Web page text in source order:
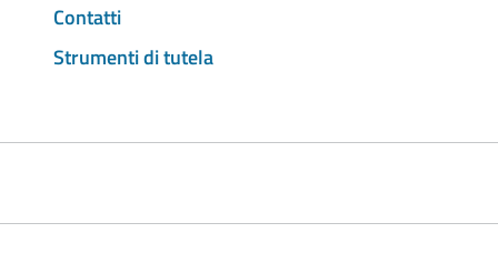
Contatti
Strumenti di tutela